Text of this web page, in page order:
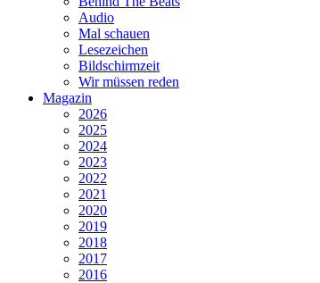
Audio
Mal schauen
Lesezeichen
Bildschirmzeit
Wir müssen reden
Magazin
2026
2025
2024
2023
2022
2021
2020
2019
2018
2017
2016